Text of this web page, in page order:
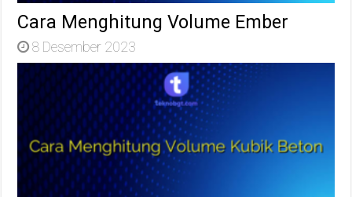
Cara Menghitung Volume Ember
8 Desember 2023